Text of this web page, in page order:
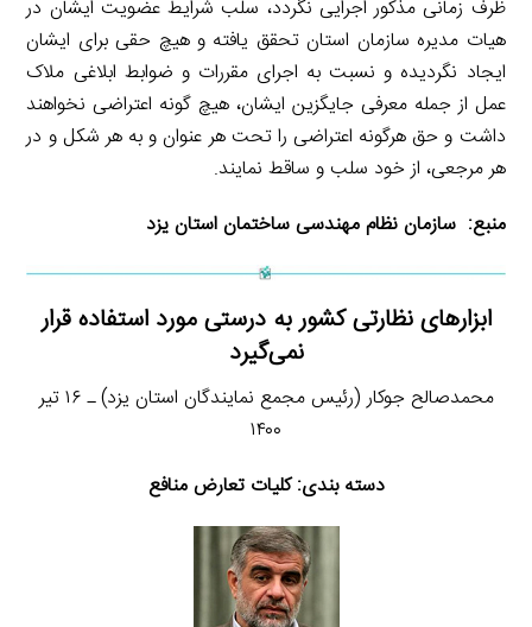
ظرف زمانی مذکور اجرایی نگردد، سلب شرایط عضویت ایشان در
هیات مدیره سازمان استان تحقق یافته و هیچ حقی برای ایشان
ایجاد نگردیده و نسبت به اجرای مقررات و ضوابط ابلاغی ملاک
عمل از جمله معرفی جایگزین ایشان، هیچ گونه اعتراضی نخواهند
داشت و حق هرگونه اعتراضی را تحت هر عنوان و به هر شکل و در
هر مرجعی، از خود سلب و ساقط نمایند.
منبع:سازمان نظام مهندسی ساختمان استان یزد
ابزارهای نظارتی کشور به درستی مورد استفاده قرار
نمی‌گیرد
محمدصالح جوکار (رئیس مجمع نمایندگان استان یزد) ـ ۱۶ تیر
۱۴۰۰
دسته بندی: کلیات تعارض منافع